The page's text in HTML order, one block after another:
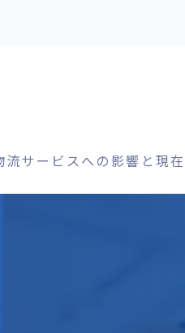
流サービスへの影響と現